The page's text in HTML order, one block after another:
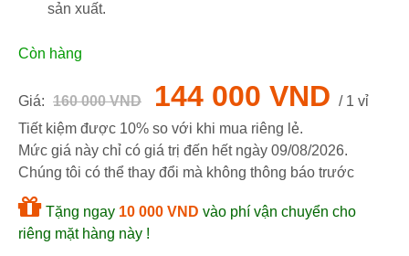
sản xuất.
Còn hàng
Giá: 160 000 VND 144 000 VND / 1 vỉ
Tiết kiệm được 10% so với khi mua riêng lẻ.
Mức giá này chỉ có giá trị đến hết ngày 09/08/2026.
Chúng tôi có thể thay đổi mà không thông báo trước
Tặng ngay 10 000 VND vào phí vận chuyển cho
riêng mặt hàng này !